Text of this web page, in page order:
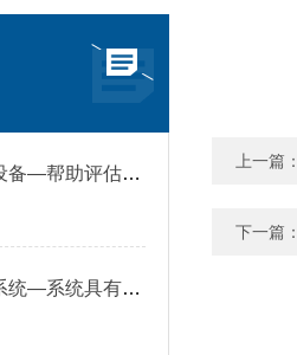
径流水土流失监测设备—帮助评估治理措施效果，为生态修复提供依据
泥沙含量在线监测系统—系统具有自动校准和故障诊断功能，确保长期稳定运行
上一篇
下一篇